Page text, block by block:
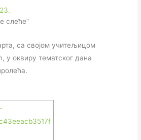
слеће“
са својом учитељицом
у оквиру тематског дана